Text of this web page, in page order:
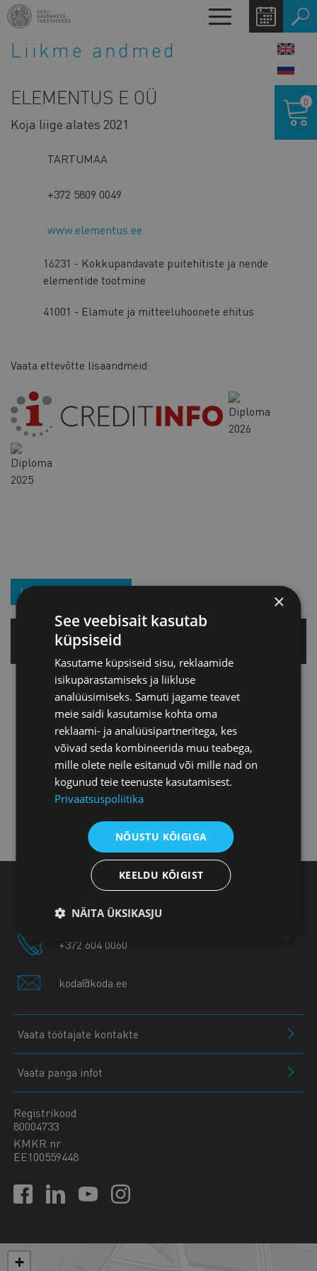
Liigu
edasi
põhisisu
juurde
Toggle
navigation
Liikme andmed
ELEMENTUS E OÜ
Koja liige alates 2021
TARTUMAA
+372 5809 0049
www.elementus.ee
16231 - Kokkupandavate puitehitiste ja nende
elementide tootmine
41001 - Elamute ja mitteeluhoonete ehitus
Vaata ettevõtte lisaandmeid:
0
LIITU UUDISKIRJAGA
Tallinnas
Tartu esindus
Pärnu esindus
Jõhvi esindus
Kuressaare esindus
10130 Tallinn
+372 604 0060
koda@koda.ee
Vaata töötajate kontakte
Vaata panga infot
Registrikood
80004733
KMKR nr
EE100559448
+
×
See veebisait kasutab
küpsiseid
Kasutame küpsiseid sisu, reklaamide
isikupärastamiseks ja liikluse
analüüsimiseks. Samuti jagame teavet
meie saidi kasutamise kohta oma
reklaami- ja analüüsipartneritega, kes
võivad seda kombineerida muu teabega,
mille olete neile esitanud või mille nad on
kogunud teie teenuste kasutamisest.
Privaatsuspoliitika
NÕUSTU KÕIGIGA
KEELDU KÕIGIST
NÄITA ÜKSIKASJU